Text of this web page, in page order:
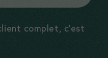
complet, c’est
expérience sur
notre site. Si
vous les